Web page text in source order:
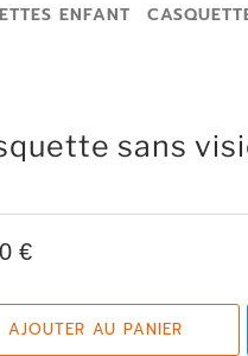
ENFANT
sans
€
AJOUTER AU PANIER